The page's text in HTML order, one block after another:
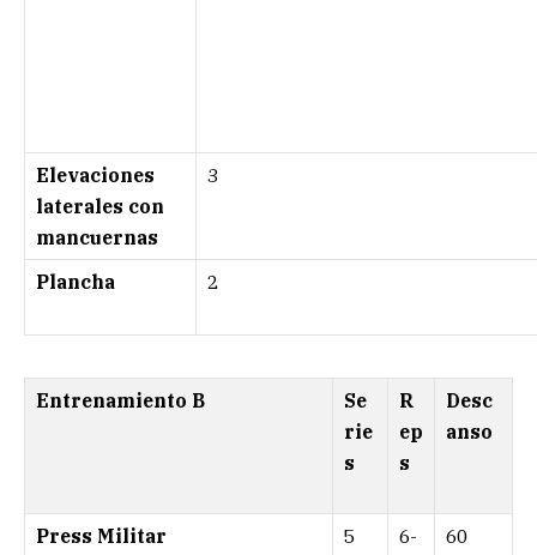
Elevaciones
laterales con
mancuernas
3
Plancha 2
Entrenamiento B
Se
rie
s
R
ep
s
Desc
anso
Press Militar 5
6-
60